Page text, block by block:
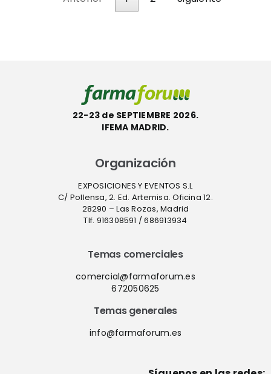
22-23 de SEPTIEMBRE 2026.
IFEMA MADRID.
Organización
EXPOSICIONES Y EVENTOS S.L
C/ Pollensa, 2. Ed. Artemisa. Oficina 12.
28290 – Las Rozas, Madrid
Tlf. 916308591 / 686913934
Temas comerciales
comercial@farmaforum.es
672050625
Temas generales
info@farmaforum.es